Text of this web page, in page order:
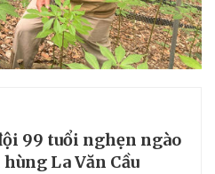
99 tuổi nghẹn ngào
La Văn Cầu